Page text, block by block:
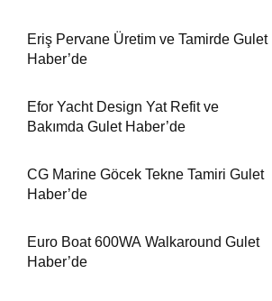
Eriş Pervane Üretim ve Tamirde Gulet
Haber’de
Efor Yacht Design Yat Refit ve
Bakımda Gulet Haber’de
CG Marine Göcek Tekne Tamiri Gulet
Haber’de
Euro Boat 600WA Walkaround Gulet
Haber’de